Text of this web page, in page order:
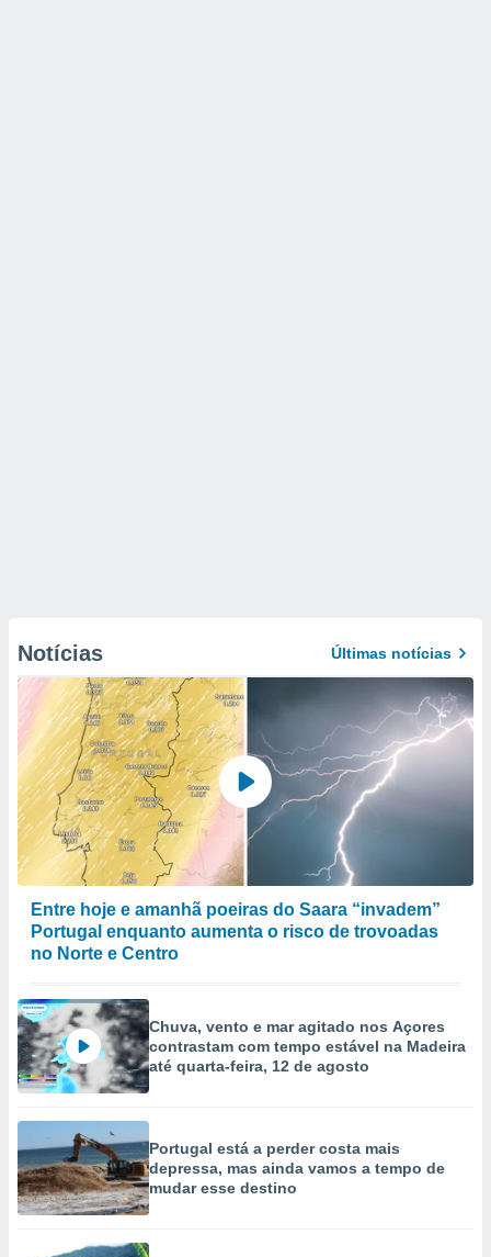
Notícias Últimas notícias
Entre hoje e amanhã poeiras do Saara “invadem”
Portugal enquanto aumenta o risco de trovoadas
no Norte e Centro
Chuva, vento e mar agitado nos Açores
contrastam com tempo estável na Madeira
até quarta-feira, 12 de agosto
Portugal está a perder costa mais
depressa, mas ainda vamos a tempo de
mudar esse destino